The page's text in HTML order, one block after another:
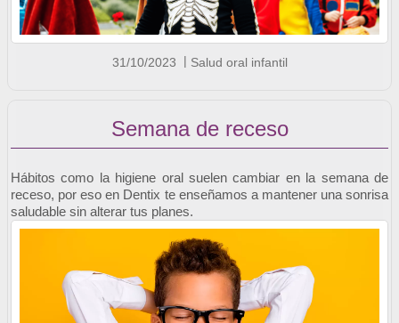
31/10/2023 Salud oral infantil
Semana de receso
Hábitos como la higiene oral suelen cambiar en la semana de
receso, por eso en Dentix te enseñamos a mantener una sonrisa
saludable sin alterar tus planes.